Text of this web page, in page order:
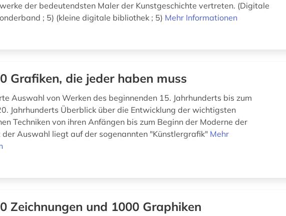
der bedeutendsten Maler der Kunstgeschichte vertreten. (Digitale
; 5) (kleine digitale bibliothek ; 5) Mehr Informationen
Grafiken, die jeder haben muss
Auswahl von Werken des beginnenden 15. Jahrhunderts bis zum
Jahrhunderts Überblick über die Entwicklung der wichtigsten
Techniken von ihren Anfängen bis zum Beginn der Moderne der
der Auswahl liegt auf der sogenannten "Künstlergrafik" Mehr
Zeichnungen und 1000 Graphiken